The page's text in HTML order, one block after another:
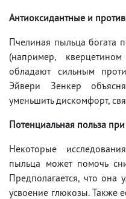
Антиоксидантные и
Пчелиная пыльца богата
(например,
обладают сильным
Эйвери Зенкер
уменьшить дискомфорт,
Потенциальная польза
Некоторые
пыльца может помочь
Предполагается, что она
усвоение глюкозы. Также